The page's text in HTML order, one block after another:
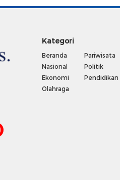
Kategori
Beranda
Nasional
Ekonomi
Olahraga
Pariwisata
Politik
Pendidikan